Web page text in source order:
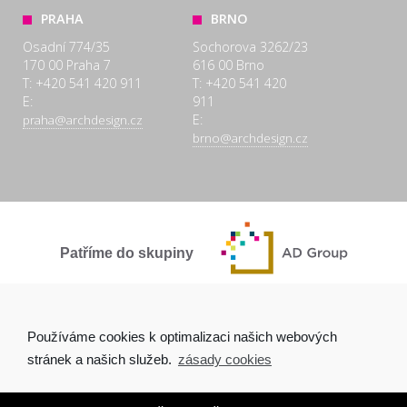
PRAHA
Osadní 774/35
170 00 Praha 7
T: +420 541 420 911
E:
praha@archdesign.cz
BRNO
Sochorova 3262/23
616 00 Brno
T: +420 541 420
911
E:
brno@archdesign.cz
Patříme do skupiny
Používáme cookies k optimalizaci našich webových
stránek a našich služeb. zásady cookies